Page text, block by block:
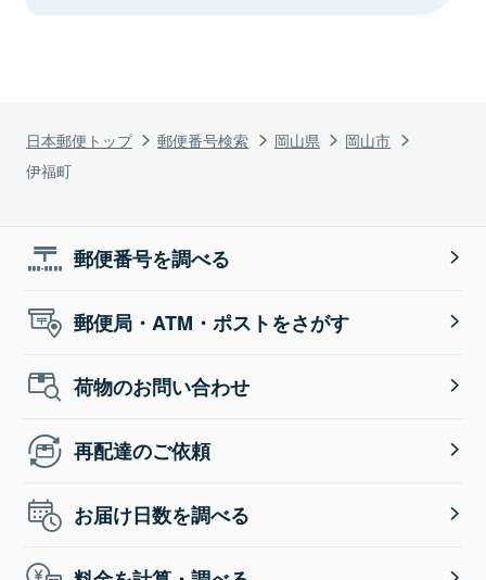
日本郵便トップ 郵便番号検索 岡山県
岡山市
伊福町
郵便番号を調べる
郵便局・ATM・ポストをさがす
荷物のお問い合わせ
再配達のご依頼
お届け日数を調べる